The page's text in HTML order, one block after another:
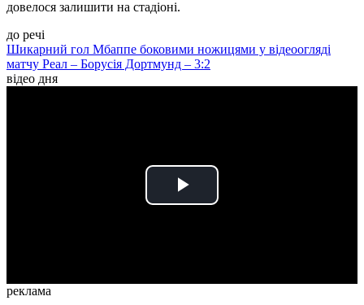
довелося залишити на стадіоні.
до речі
Шикарний гол Мбаппе боковими ножицями у відеоогляді
матчу Реал – Борусія Дортмунд – 3:2
відео дня
Play
реклама